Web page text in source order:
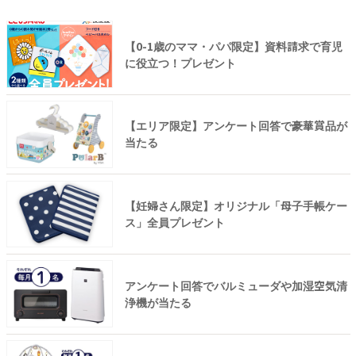
【0-1歳のママ・パパ限定】資料請求で育児
に役立つ！プレゼント
【エリア限定】アンケート回答で豪華賞品が
当たる
【妊婦さん限定】オリジナル「母子手帳ケー
ス」全員プレゼント
アンケート回答でバルミューダや加湿空気清
浄機が当たる